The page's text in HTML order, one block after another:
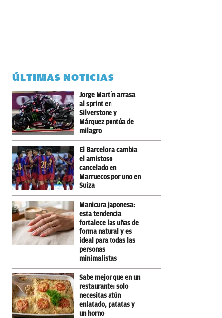
ÚLTIMAS NOTICIAS
Jorge Martín arrasa
al sprint en
Silverstone y
Márquez puntúa de
milagro
El Barcelona cambia
el amistoso
cancelado en
Marruecos por uno en
Suiza
Manicura japonesa:
esta tendencia
fortalece las uñas de
forma natural y es
ideal para todas las
personas
minimalistas
Sabe mejor que en un
restaurante: solo
necesitas atún
enlatado, patatas y
un horno